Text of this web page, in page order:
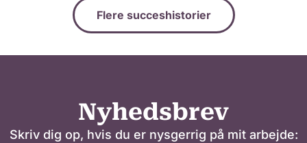
Flere succeshistorier
Nyhedsbrev
Skriv dig op, hvis du er nysgerrig på mit arbejde: